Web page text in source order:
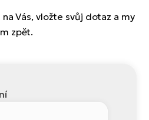
Vás, vložte svůj dotaz a my
zpět.